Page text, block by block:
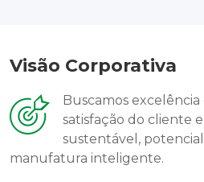
Visão Corporativa
Buscamos
satisfação do cliente
sustentável,
manufatura inteligente.